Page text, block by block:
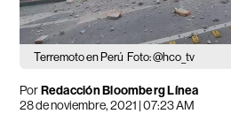
Terremoto en Perú Foto: @hco_tv
PorRedacción Bloomberg Línea
28 de noviembre, 2021 | 07:23 AM